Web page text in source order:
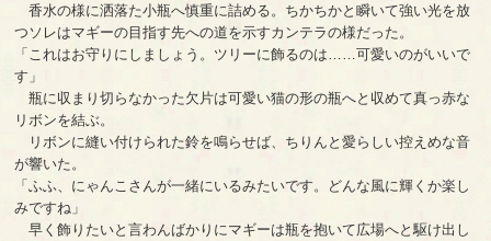
香水の様に洒落た小瓶へ慎重に詰める。ちかちかと瞬いて強い光を放
つソレはマギーの目指す先への道を示すカンテラの様だった。
「これはお守りにしましょう。ツリーに飾るのは……可愛いのがいいで
す」
瓶に収まり切らなかった欠片は可愛い猫の形の瓶へと収めて真っ赤な
リボンを結ぶ。
リボンに縫い付けられた鈴を鳴らせば、ちりんと愛らしい控えめな音
が響いた。
「ふふ、にゃんこさんが一緒にいるみたいです。どんな風に輝くか楽し
みですね」
早く飾りたいと言わんばかりにマギーは瓶を抱いて広場へと駆け出し